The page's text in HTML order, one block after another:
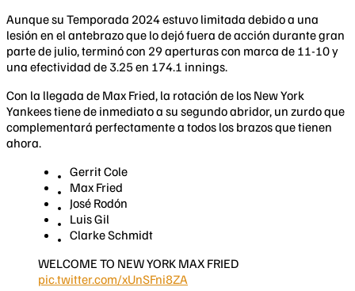
Aunque su Temporada 2024 estuvo limitada debido a una
lesión en el antebrazo que lo dejó fuera de acción durante gran
parte de julio, terminó con 29 aperturas con marca de 11-10 y
una efectividad de 3.25 en 174.1 innings.
Con la llegada de Max Fried, la rotación de los New York
Yankees tiene de inmediato a su segundo abridor, un zurdo que
complementará perfectamente a todos los brazos que tienen
ahora.
Gerrit Cole
Max Fried
José Rodón
Luis Gil
Clarke Schmidt
WELCOME TO NEW YORK MAX FRIED
pic.twitter.com/xUnSFni8ZA